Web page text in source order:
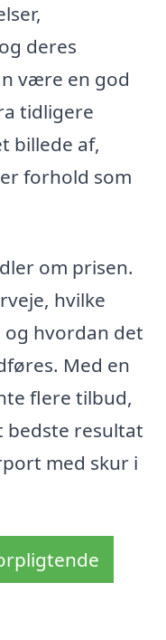
deres
være en god
tidligere
billede af,
forhold som
om prisen.
hvilke
hvordan det
Med en
flere tilbud,
bedste resultat
med skur i